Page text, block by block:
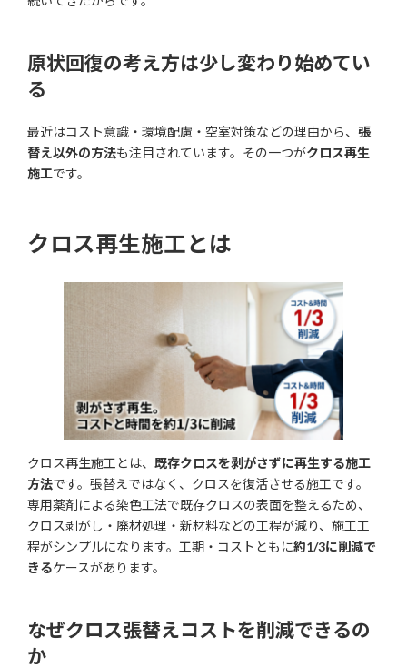
原状回復の考え方は少し変わり始めてい
る
最近はコスト意識・環境配慮・空室対策などの理由から、 張
替え以外の方法も注目されています。その一つがクロス再生
施工です。
クロス再生施工とは
クロス再生施工とは、 既存クロスを剥がさずに再生する施工
方法です。張替えではなく、クロスを復活させる施工です。
専用薬剤による染色工法で既存クロスの表面を整えるため、
クロス剥がし・廃材処理・新材料などの工程が減り、施工工
程がシンプルになります。工期・コストともに約1/3に削減で
きるケースがあります。
なぜクロス張替えコストを削減できるの
か